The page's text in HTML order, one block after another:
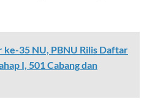
ke-35 NU, PBNU Rilis Daftar
I, 501 Cabang dan